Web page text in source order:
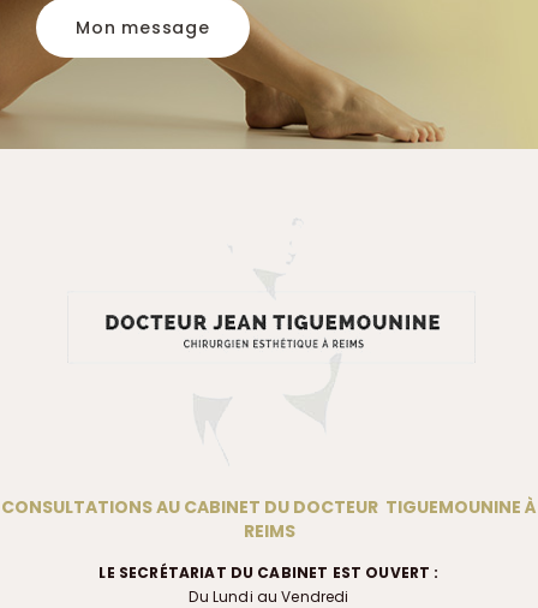
Mon message
CONSULTATIONS AU CABINET DU DOCTEUR TIGUEMOUNINE À
REIMS
LE SECRÉTARIAT DU CABINET EST OUVERT :
Du Lundi au Vendredi